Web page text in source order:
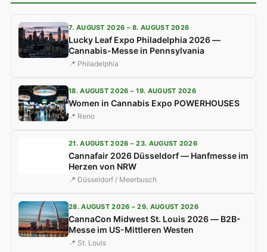
7. AUGUST 2026 – 8. AUGUST 2026
Lucky Leaf Expo Philadelphia 2026 —
Cannabis-Messe in Pennsylvania
📍 Philadelphia
18. AUGUST 2026 – 19. AUGUST 2026
Women in Cannabis Expo POWERHOUSES
📍 Reno
21. AUGUST 2026 – 23. AUGUST 2026
Cannafair 2026 Düsseldorf — Hanfmesse im
Herzen von NRW
📍 Düsseldorf / Meerbusch
28. AUGUST 2026 – 29. AUGUST 2026
CannaCon Midwest St. Louis 2026 — B2B-
Messe im US-Mittleren Westen
📍 St. Louis